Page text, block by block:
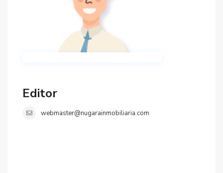
Editor
webmaster@nugarainmobiliaria.com